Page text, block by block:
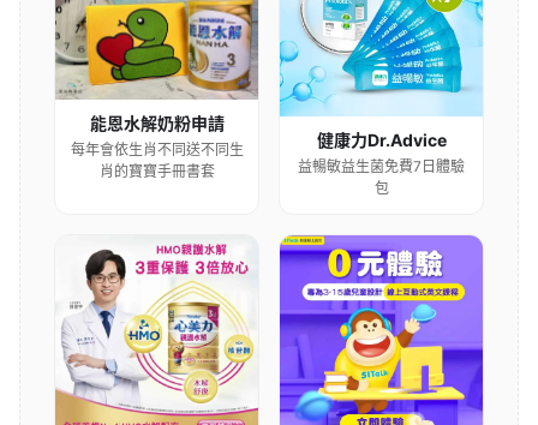
能恩水解奶粉申請
每年會依生肖不同送不同生
肖的寶寶手冊書套
健康力Dr.Advice
益暢敏益生菌免費7日體驗
包